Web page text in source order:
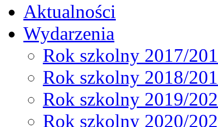
Aktualności
Wydarzenia
Rok szkolny 2017/
Rok szkolny 2018/
Rok szkolny 2019/
Rok szkolny 2020/